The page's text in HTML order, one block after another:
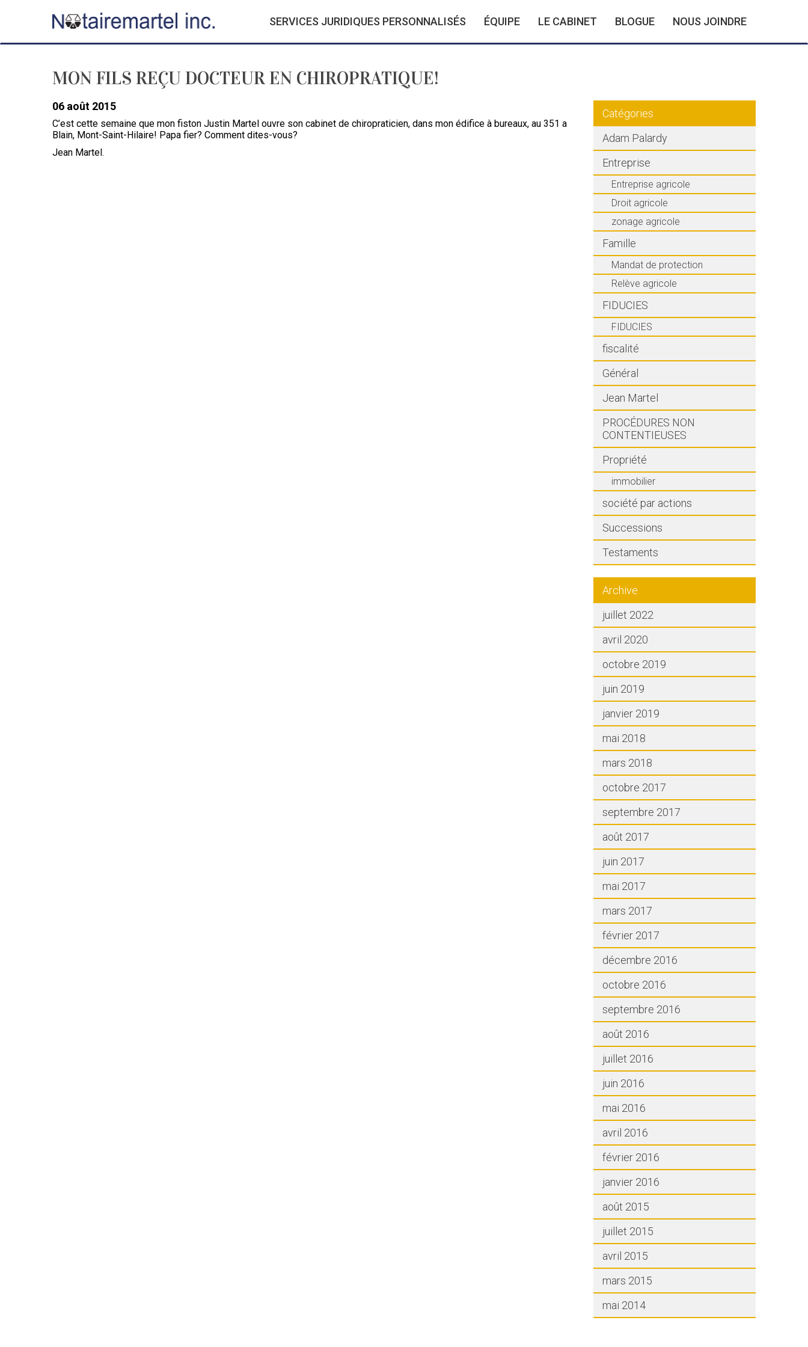
SERVICES JURIDIQUES PERSONNALISÉS ÉQUIPE LE CABINET BLOGUE NOUS JOINDRE
MON FILS REÇU DOCTEUR EN CHIROPRATIQUE!
06 août 2015
C’est cette semaine que mon fiston Justin Martel ouvre son cabinet de chiropraticien, dans mon édifice à bureaux, au 351 a
Blain, Mont-Saint-Hilaire! Papa fier? Comment dites-vous?
Jean Martel.
Catégories
Adam Palardy
Entreprise
Entreprise agricole
Droit agricole
zonage agricole
Famille
Mandat de protection
Relève agricole
FIDUCIES
FIDUCIES
fiscalité
Général
Jean Martel
PROCÉDURES NON
CONTENTIEUSES
Propriété
immobilier
société par actions
Successions
Testaments
Archive
juillet 2022
avril 2020
octobre 2019
juin 2019
janvier 2019
mai 2018
mars 2018
octobre 2017
septembre 2017
août 2017
juin 2017
mai 2017
mars 2017
février 2017
décembre 2016
octobre 2016
septembre 2016
août 2016
juillet 2016
juin 2016
mai 2016
avril 2016
février 2016
janvier 2016
août 2015
juillet 2015
avril 2015
mars 2015
mai 2014